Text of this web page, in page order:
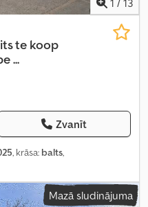
te koop
...
Zvanīt
, krāsa: balts,
Mazā sludinājuma